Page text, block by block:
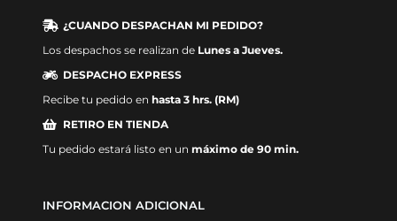
¿CUANDO DESPACHAN MI PEDIDO?
Los despachos se realizan de Lunes a Jueves.
DESPACHO EXPRESS
Recibe tu pedido en hasta 3 hrs. (RM)
RETIRO EN TIENDA
Tu pedido estará listo en un máximo de 90 min.
INFORMACION ADICIONAL